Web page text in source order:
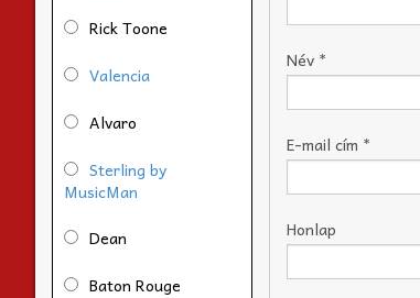
Név *
E-mail cím *
Honlap
Rick Toone
Valencia
Alvaro
Sterling by
MusicMan
Dean
Baton Rouge